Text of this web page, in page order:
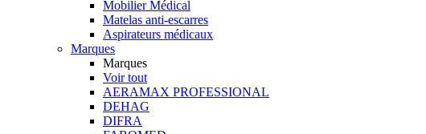
Mobilier Médical
Matelas anti-escarres
Aspirateurs médicaux
Marques
Marques
Voir tout
AERAMAX PROFESSIONAL
DEHAG
DIFRA